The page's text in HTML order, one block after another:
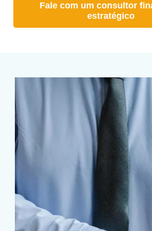
Fale com um consultor
estratégico